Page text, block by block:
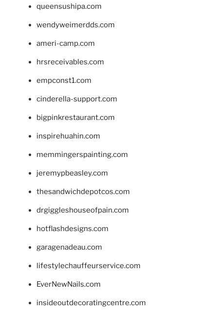
queensushipa.com
wendyweimerdds.com
ameri-camp.com
hrsreceivables.com
empconst1.com
cinderella-support.com
bigpinkrestaurant.com
inspirehuahin.com
memmingerspainting.com
jeremypbeasley.com
thesandwichdepotcos.com
drgiggleshouseofpain.com
hotflashdesigns.com
garagenadeau.com
lifestylechauffeurservice.com
EverNewNails.com
insideoutdecoratingcentre.com